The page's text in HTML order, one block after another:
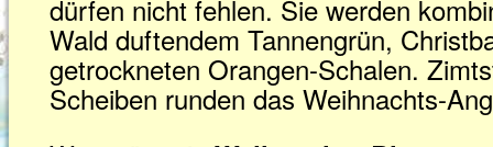
dürfen nicht fehlen. Sie werden
Wald duftendem Tannengrün,
getrockneten Orangen-Schalen.
Scheiben runden das Weihnachts-